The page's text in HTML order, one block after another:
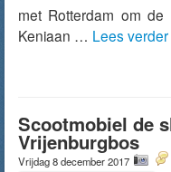
met Rotterdam om
Keniaan … Lees verder
Scootmobiel de
Vrijenburgbos
Vrijdag 8 december 2017